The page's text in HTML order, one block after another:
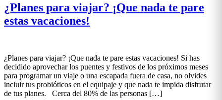
¿Planes para viajar? ¡Que nada te pare
estas vacaciones!
¿Planes para viajar? ¡Que nada te pare estas vacaciones! Si has
decidido aprovechar los puentes y festivos de los próximos meses
para programar un viaje o una escapada fuera de casa, no olvides
incluir tus probióticos en el equipaje y que nada te impida disfrutar
de tus planes. Cerca del 80% de las personas […]